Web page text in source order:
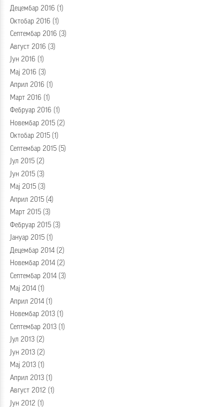
Децембар 2016 (1)
Октобар 2016 (1)
Септембар 2016 (3)
Август 2016 (3)
Јун 2016 (1)
Мај 2016 (3)
Април 2016 (1)
Март 2016 (1)
Фебруар 2016 (1)
Новембар 2015 (2)
Октобар 2015 (1)
Септембар 2015 (5)
Јул 2015 (2)
Јун 2015 (3)
Мај 2015 (3)
Април 2015 (4)
Март 2015 (3)
Фебруар 2015 (3)
Јануар 2015 (1)
Децембар 2014 (2)
Новембар 2014 (2)
Септембар 2014 (3)
Мај 2014 (1)
Април 2014 (1)
Новембар 2013 (1)
Септембар 2013 (1)
Јул 2013 (2)
Јун 2013 (2)
Мај 2013 (1)
Април 2013 (1)
Август 2012 (1)
Јун 2012 (1)